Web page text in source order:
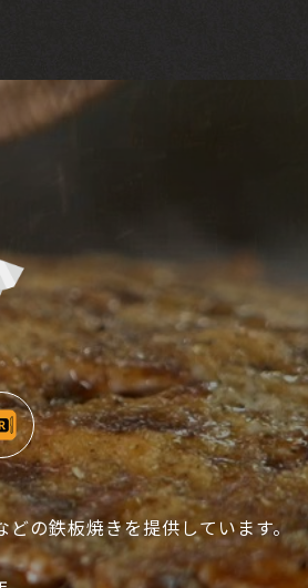
の鉄板焼きを提供しています。